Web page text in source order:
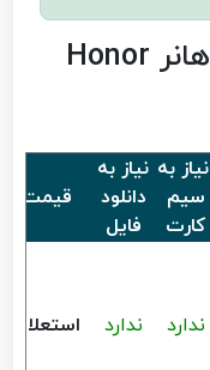
حذف قطعی Frp گوشی هانر Honor
نیاز به
سیم
کارت
نیاز به
دانلود
فایل
قیمت
ندارد ندارد استعلام